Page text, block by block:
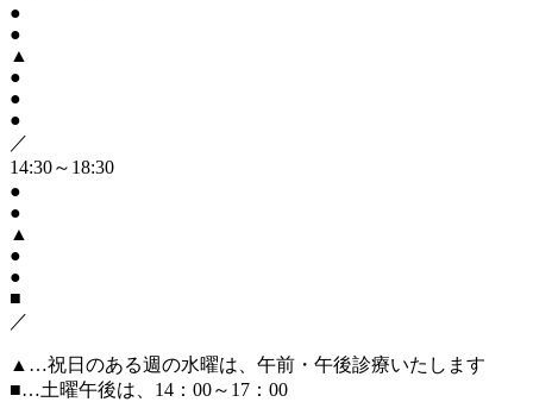
●
●
▲
●
●
●
／
14:30～18:30
●
●
▲
●
●
■
／
▲ …祝日のある週の水曜は、午前・午後診療いたします
■…土曜午後は、14：00～17：00